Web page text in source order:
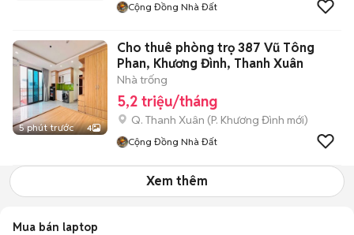
Cộng Đồng Nhà Đất
5 phút trước 4
Cho thuê phòng trọ 387 Vũ Tông
Phan, Khương Đình, Thanh Xuân
Nhà trống
5,2 triệu/tháng
Q. Thanh Xuân (P. Khương Đình mới)
Cộng Đồng Nhà Đất
Xem thêm
Mua bán laptop